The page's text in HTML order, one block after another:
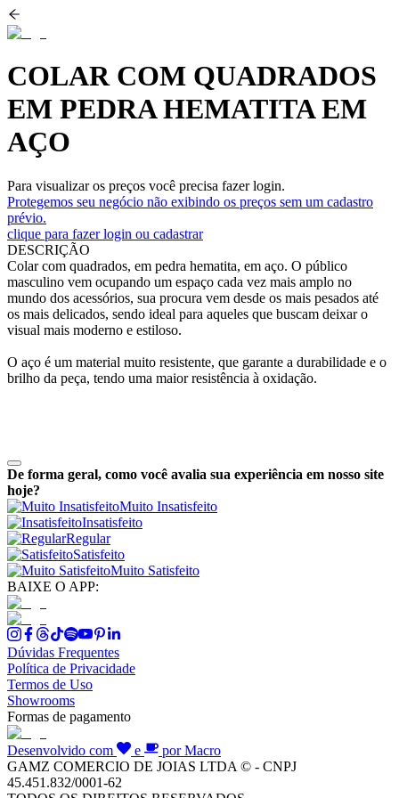
COLAR COM QUADRADOS
EM PEDRA HEMATITA EM
AÇO
Para visualizar os preços você precisa fazer login.
Protegemos seu negócio não exibindo os preços sem um cadastro
prévio.
clique para fazer login ou cadastrar
DESCRIÇÃO
Colar com quadrados, em pedra hematita, em aço. O público
masculino vem ocupando um espaço cada vez mais amplo no
mundo dos acessórios, sua procura vem desde os mais pesados até
os mais delicados, sendo ideal para aqueles que buscam deixar o
visual mais moderno e estiloso.
O aço é um material muito resistente, que garante a durabilidade e o
brilho da peça, tendo uma maior resistência à oxidação.
De forma geral, como você avalia sua experiência em nosso site
hoje?
Muito Insatisfeito
Insatisfeito
Regular
Satisfeito
Muito Satisfeito
BAIXE O APP:
Dúvidas Frequentes
Política de Privacidade
Termos de Uso
Showrooms
Formas de pagamento
Desenvolvido com e
por Macro
GAMZ COMERCIO DE JOIAS LTDA © - CNPJ
45.451.832/0001-62